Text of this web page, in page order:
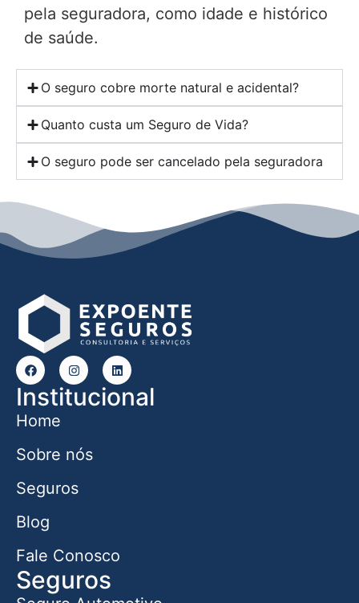
pela seguradora, como idade e histórico
de saúde.
O seguro cobre morte natural e acidental?
Quanto custa um Seguro de Vida?
O seguro pode ser cancelado pela seguradora
Institucional
Home
Sobre nós
Seguros
Blog
Fale Conosco
Seguros